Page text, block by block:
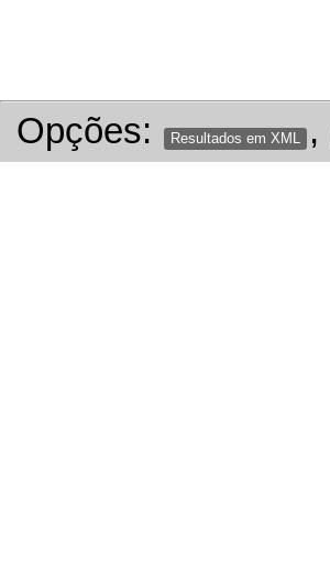
Opções: Resultados em XML ,